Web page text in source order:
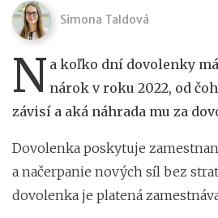
Simona Taldová
N a koľko dní dovolenky
nárok v roku 2022, od
závisí a aká náhrada mu za
Dovolenka poskytuje
a načerpanie nových síl bez
dovolenka je platená